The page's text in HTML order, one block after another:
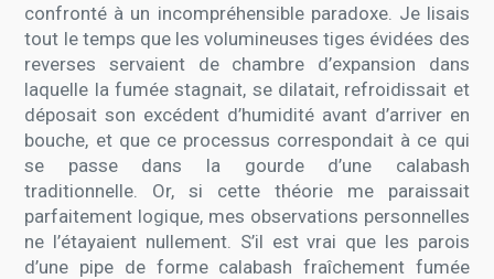
confronté à un incompréhensible paradoxe. Je lisais
tout le temps que les volumineuses tiges évidées des
reverses servaient de chambre d’expansion dans
laquelle la fumée stagnait, se dilatait, refroidissait et
déposait son excédent d’humidité avant d’arriver en
bouche, et que ce processus correspondait à ce qui
se passe dans la gourde d’une calabash
traditionnelle. Or, si cette théorie me paraissait
parfaitement logique, mes observations personnelles
ne l’étayaient nullement. S’il est vrai que les parois
d’une pipe de forme calabash fraîchement fumée